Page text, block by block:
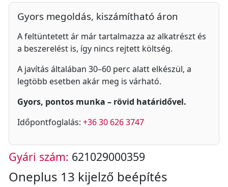
Gyors megoldás, kiszámítható áron
A feltüntetett ár már tartalmazza az alkatrészt és
a beszerelést is, így nincs rejtett költség.
A javítás általában 30–60 perc alatt elkészül, a
legtöbb esetben akár meg is várható.
Gyors, pontos munka – rövid határidővel.
Időpontfoglalás: +36 30 626 3747
Gyári szám: 621029000359
Oneplus 13 kijelző beépítés